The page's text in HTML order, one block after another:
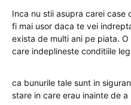
Inca nu stii asupra carei case
fi mai usor daca te vei
exista de multi ani pe piata.
care indeplineste conditiile
ca bunurile tale sunt in
stare in care erau inainte de